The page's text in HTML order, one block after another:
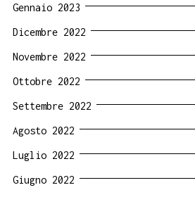
Gennaio 2023
Dicembre 2022
Novembre 2022
Ottobre 2022
Settembre 2022
Agosto 2022
Luglio 2022
Giugno 2022